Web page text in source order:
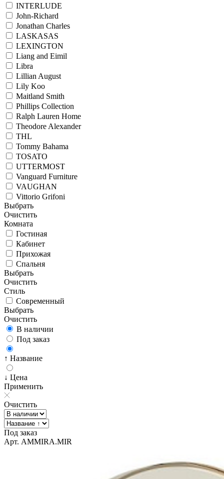
INTERLUDE
John-Richard
Jonathan Charles
LASKASAS
LEXINGTON
Liang and Eimil
Libra
Lillian August
Lily Koo
Maitland Smith
Phillips Collection
Ralph Lauren Home
Theodore Alexander
THL
Tommy Bahama
TOSATO
UTTERMOST
Vanguard Furniture
VAUGHAN
Vittorio Grifoni
Выбрать
Очистить
Комната
Гостиная
Кабинет
Прихожая
Спальня
Выбрать
Очистить
Стиль
Современный
Выбрать
Очистить
В наличии
Под заказ
↑ Название
↓ Цена
Применить
Очистить
Под заказ
Арт. AMMIRA.MIR